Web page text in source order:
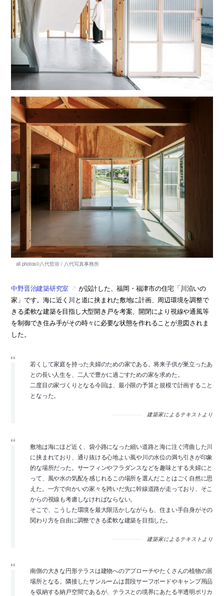
中野晋治建築研究室
が設計した、福岡・福津市の住宅「川沿いの
家」です。海に近く川と道に挟まれた敷地に計画、周辺環境を調整で
きる柔軟な建築を目指し大型開き戸を考案、開閉により視線や通風等
を制御でき住み手がその時々に必要な状態を作れることが意図されま
した。
若くして家庭を持った夫婦のための家である。将来子供が巣立ったあ
との長い人生を、二人で豊かに過ごすための家を求めた。
二度目の家づくりとなる今回は、最小限の予算と規模で計画すること
となった。
建築家によるテキストより
敷地は海にほど近く、袋小路になった細い道路と海に注ぐ湾曲した川
に挟まれており、通り抜ける心地よい風や川の水位の満ち引きが印象
的な場所だった。サーフィンやフラダンスなどを趣味とする夫婦にと
って、風や水の気配を感じれるこの場所を選んだことはごく自然に思
えた。一方で向かいの家々を跨いだ先に幹線道路が走っており、そこ
からの視線も考慮しなければならない。
そこで、こうした環境を最大限活かしながらも、住まい手自身がその
関わり方を自由に調整できる柔軟な建築を目指した。
建築家によるテキストより
南側の大きな円形テラスは建物へのアプローチやたくさんの植物の居
場所となる。隣接したサンルームは普段サーフボードやキャンプ用品
を収納する納戸空間であるが、テラスとの境界にあたる半透明ポリカ